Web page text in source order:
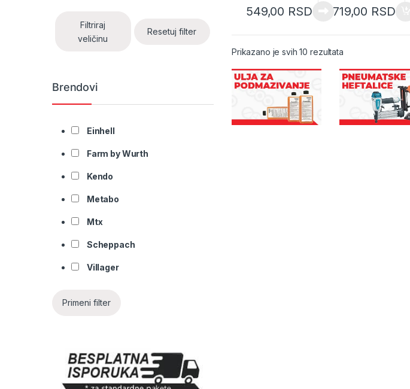
549,00 RSD 719,00 RSD
Prikazano je svih 10 rezultataSorted by latest
Filtriraj
veličinu
Resetuj filter
Brendovi
Einhell
Farm by Wurth
Kendo
Metabo
Mtx
Scheppach
Villager
Primeni filter